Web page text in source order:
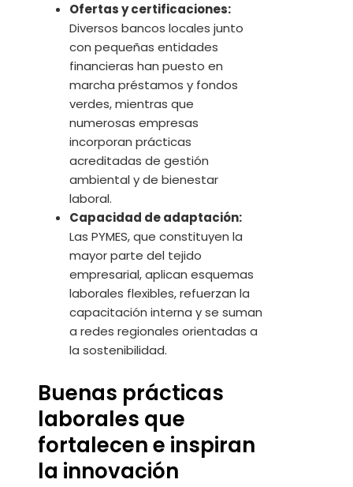
Ofertas y certificaciones:
Diversos bancos locales junto
con pequeñas entidades
financieras han puesto en
marcha préstamos y fondos
verdes, mientras que
numerosas empresas
incorporan prácticas
acreditadas de gestión
ambiental y de bienestar
laboral.
Capacidad de adaptación:
Las PYMES, que constituyen la
mayor parte del tejido
empresarial, aplican esquemas
laborales flexibles, refuerzan la
capacitación interna y se suman
a redes regionales orientadas a
la sostenibilidad.
Buenas prácticas
laborales que
fortalecen e inspiran
la innovación